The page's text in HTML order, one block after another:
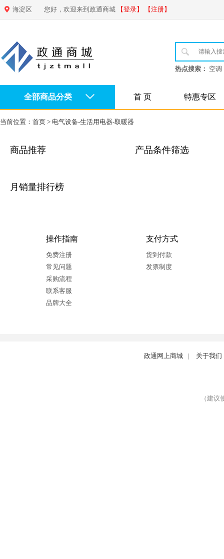
海淀区 您好，欢迎来到政通商城 【登录】 【注册】
热点搜索： 空调
全部商品分类 首 页 特惠专区
当前位置： 首页 > 电气设备-生活用电器-取暖器
商品推荐
月销量排行榜
产品条件筛选
操作指南
免费注册
常见问题
采购流程
联系客服
品牌大全
支付方式
货到付款
发票制度
政通网上商城 | 关于我们
（建